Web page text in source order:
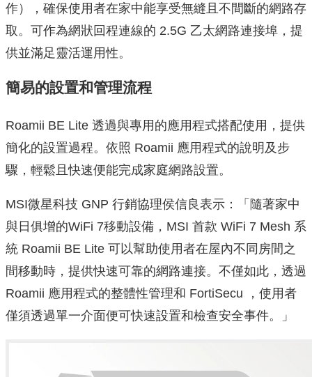
作），確保使用者在家中能享受無縫且不間斷的網路存
取。可作為網狀回程連線的 2.5G 乙太網路連接埠，提
供並滿足靈活運用性。
簡易的設置和管理流程
Roamii BE Lite 透過與專用的應用程式搭配使用，提供
簡化的設置過程。依照 Roamii 應用程式的說明及步
驟，輕鬆且快速便能完成家庭網路設置。
MSI微星科技 GNP 行銷協理侯信良表示：「隨著家中
與日俱增的WiFi 7移動設備，MSI 首款 WiFi 7 Mesh 系
統 Roamii BE Lite 可以幫助使用者在屋內不同房間之
間移動時，提供快速可靠的網路連接。不僅如此，透過
Roamii 應用程式的整體性管理和 FortiSecu ，使用者
僅須透過單一介面便可快速設置和檢查安全事件。」